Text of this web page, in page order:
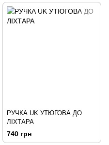
РУЧКА UK УТЮГОВА ДО
ЛІХТАРА
740 грн